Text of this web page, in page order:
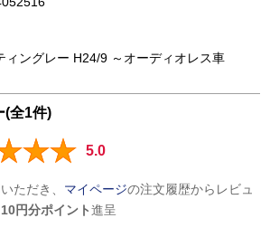
ィングレー H24/9 ～オーディオレス車
(全1件)
5.0
ただき、 マイページの注文履歴からレビュ
10円分ポイント進呈